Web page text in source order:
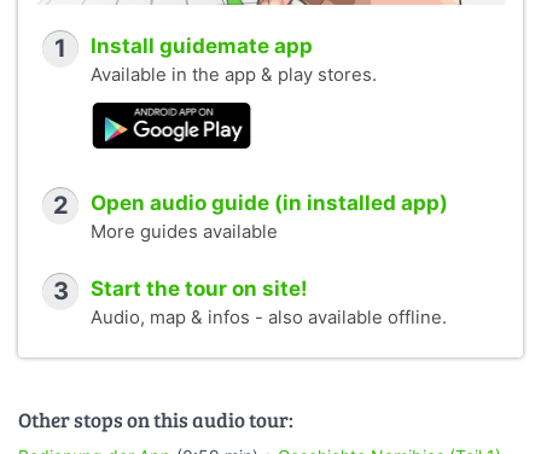
1 Install guidemate app
Available in the app & play stores.
2 Open audio guide (in installed app)
More guides available
3 Start the tour on site!
Audio, map & infos - also available offline.
Other stops on this audio tour: